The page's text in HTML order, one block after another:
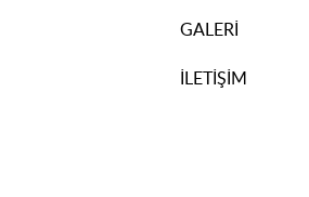
GALERİ
İLETİŞİM